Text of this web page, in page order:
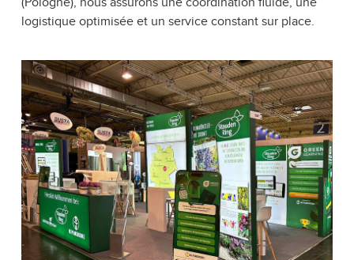
logistique optimisée et un service constant sur place.